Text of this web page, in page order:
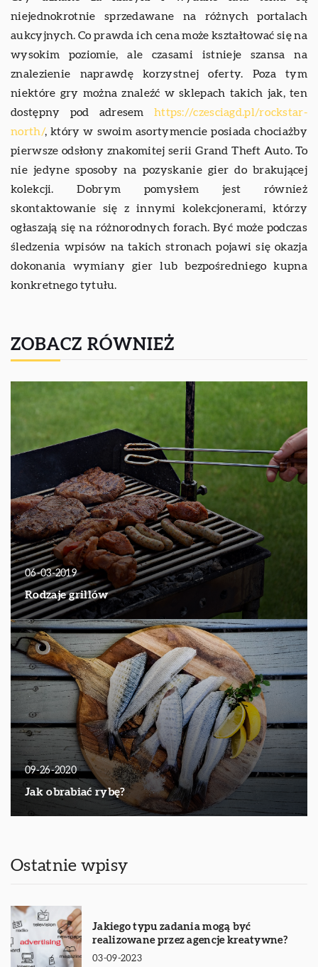
niejednokrotnie sprzedawane na różnych portalach
aukcyjnych. Co prawda ich cena może kształtować się na
wysokim poziomie, ale czasami istnieje szansa na
znalezienie naprawdę korzystnej oferty. Poza tym
niektóre gry można znaleźć w sklepach takich jak, ten
dostępny pod adresem https://czesciagd.pl/rockstar-
north/, który w swoim asortymencie posiada chociażby
pierwsze odsłony znakomitej serii Grand Theft Auto. To
nie jedyne sposoby na pozyskanie gier do brakującej
kolekcji. Dobrym pomysłem jest również
skontaktowanie się z innymi kolekcjonerami, którzy
ogłaszają się na różnorodnych forach. Być może podczas
śledzenia wpisów na takich stronach pojawi się okazja
dokonania wymiany gier lub bezpośredniego kupna
konkretnego tytułu.
ZOBACZ RÓWNIEŻ
06-03-2019
Rodzaje grillów
09-26-2020
Jak obrabiać rybę?
Ostatnie wpisy
Jakiego typu zadania mogą być
realizowane przez agencje kreatywne?
03-09-2023